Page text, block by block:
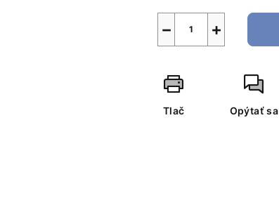
+
−
Tlač Opýtať sa